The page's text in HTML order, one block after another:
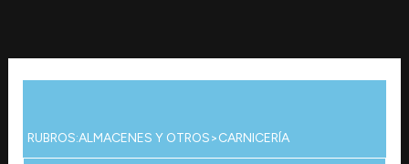
contenido
RUBROS:ALMACENES Y OTROS>CARNICERÍA